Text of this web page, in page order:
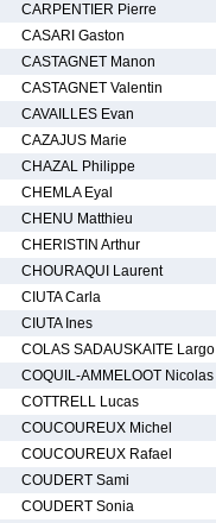
CARPENTIER Pierre
CASARI Gaston
CASTAGNET Manon
CASTAGNET Valentin
CAVAILLES Evan
CAZAJUS Marie
CHAZAL Philippe
CHEMLA Eyal
CHENU Matthieu
CHERISTIN Arthur
CHOURAQUI Laurent
CIUTA Carla
CIUTA Ines
COLAS SADAUSKAITE Largo
COQUIL-AMMELOOT Nicolas
COTTRELL Lucas
COUCOUREUX Michel
COUCOUREUX Rafael
COUDERT Sami
COUDERT Sonia